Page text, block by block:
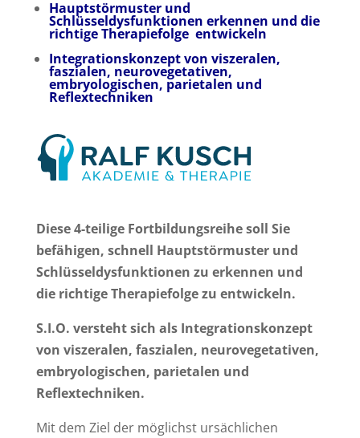
Hauptstörmuster und
Schlüsseldysfunktionen erkennen und die
richtige Therapiefolge entwickeln
Integrationskonzept von viszeralen,
faszialen, neurovegetativen,
embryologischen, parietalen und
Reflextechniken
Diese 4-teilige Fortbildungsreihe soll Sie
befähigen, schnell Hauptstörmuster und
Schlüsseldysfunktionen zu erkennen und
die richtige Therapiefolge zu entwickeln.
S.I.O. versteht sich als Integrationskonzept
von viszeralen, faszialen, neurovegetativen,
embryologischen, parietalen und
Reflextechniken.
Mit dem Ziel der möglichst ursächlichen